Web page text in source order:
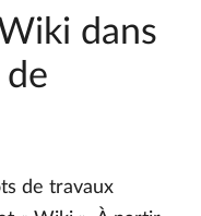
dans
de
de travaux